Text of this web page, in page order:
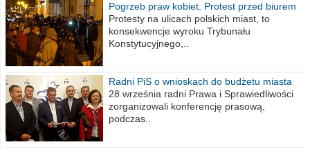
Pogrzeb praw kobiet. Protest przed biurem
poselskim PiS
Protesty na ulicach polskich miast, to
konsekwencje wyroku Trybunału
Konstytucyjnego,..
Radni PiS o wnioskach do budżetu miasta
na 2021 rok
28 września radni Prawa i Sprawiedliwości
zorganizowali konferencję prasową,
podczas..